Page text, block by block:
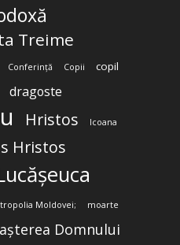
Treime
Conferință Copii
copil
dragoste
Hristos Icoana
Hristos
Moldovei; moarte
Domnului